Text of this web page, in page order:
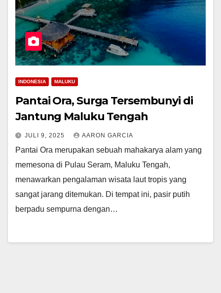
INDONESIA MALUKU
Pantai Ora, Surga Tersembunyi di
Jantung Maluku Tengah
JULI 9, 2025 AARON GARCIA
Pantai Ora merupakan sebuah mahakarya alam yang
memesona di Pulau Seram, Maluku Tengah,
menawarkan pengalaman wisata laut tropis yang
sangat jarang ditemukan. Di tempat ini, pasir putih
berpadu sempurna dengan…